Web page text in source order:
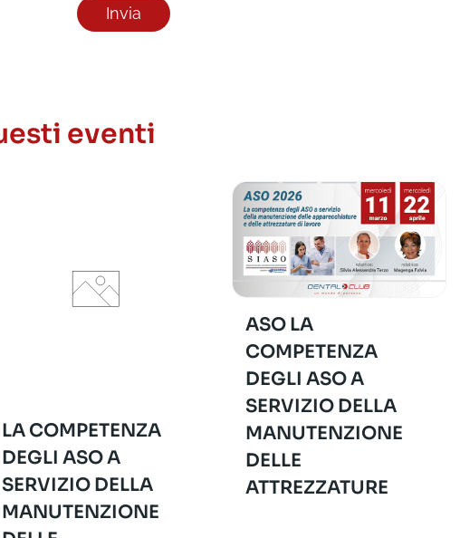
eventi
LA COMPETENZA
DEGLI ASO A
SERVIZIO DELLA
MANUTENZIONE
ASO LA
COMPETENZA
DEGLI ASO A
SERVIZIO DELLA
MANUTENZIONE
DELLE
ATTREZZATURE